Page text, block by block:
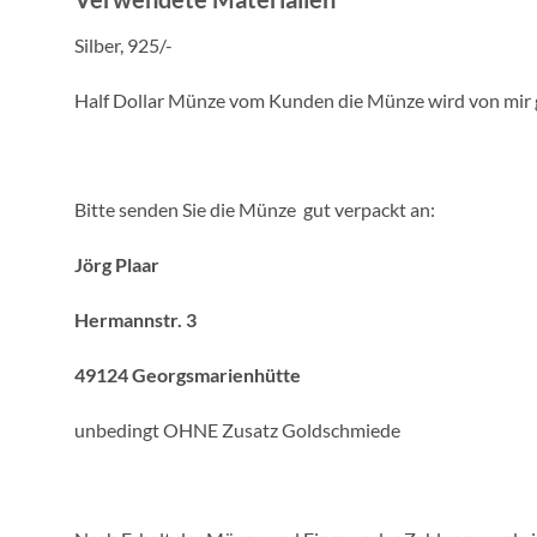
Silber, 925/-
Half Dollar Münze vom Kunden die Münze wird von mir
Bitte senden Sie die Münze gut verpackt an:
Jörg Plaar
Hermannstr. 3
49124 Georgsmarienhütte
unbedingt OHNE Zusatz Goldschmiede